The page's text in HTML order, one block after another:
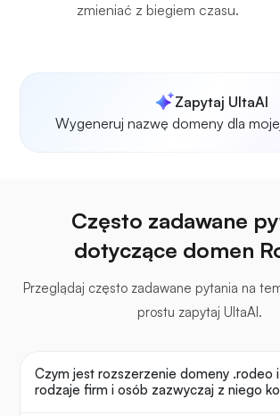
zmieniać z biegiem czasu.
Zapytaj UltaAI
Wygeneruj nazwę domeny dla
Często zadawane
dotyczące domen
Przeglądaj często zadawane pytania na
prostu zapytaj UltaAI.
Czym jest rozszerzenie domeny .rodeo
rodzaje firm i osób zazwyczaj z niego